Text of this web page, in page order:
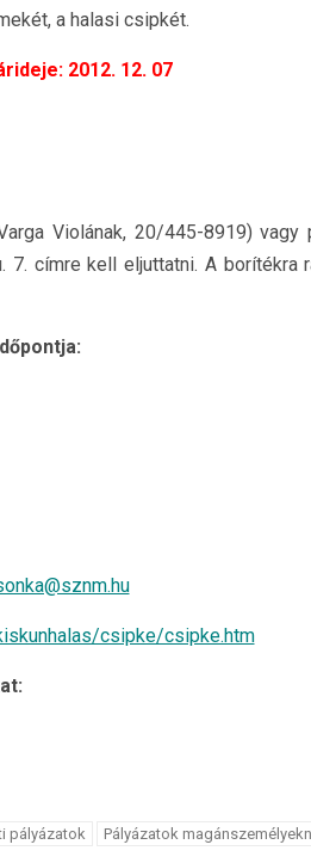
a halasi csipkét.
2012. 12. 07
Violának, 20/445-8919) vagy
címre kell eljuttatni. A borítékra
csipke/csipke.htm
pályázatok Pályázatok